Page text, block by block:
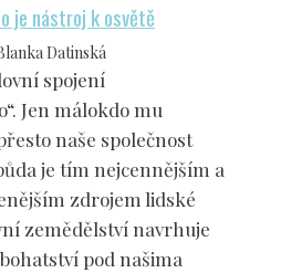
je nástroj k osvětě
Datinská
spojení
Jen málokdo mu
naše společnost
je tím nejcennějším a
zdrojem lidské
zemědělství navrhuje
pod našima